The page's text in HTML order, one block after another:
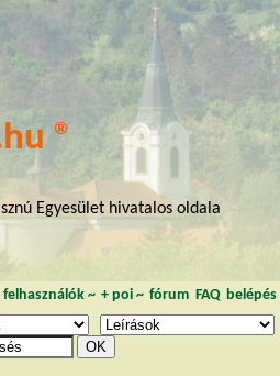
®
Egyesület hivatalos oldala
felhasználók~ + poi~ fórum FAQ belépés